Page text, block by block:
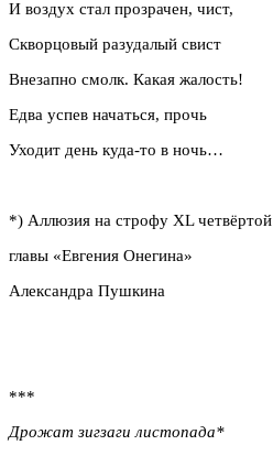
И воздух стал прозрачен, чист,
Скворцовый разудалый свист
Внезапно смолк. Какая жалость!
Едва успев начаться, прочь
Уходит день куда-то в ночь…
*) Аллюзия на строфу XL четвёртой
главы «Евгения Онегина»
Александра Пушкина
***
Дрожат зигзаги листопада*